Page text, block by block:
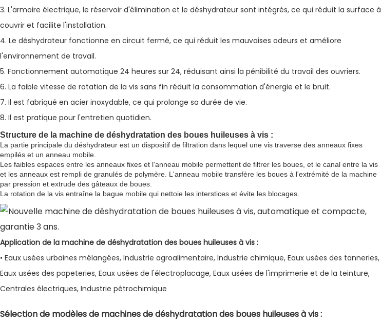
3. L'armoire électrique, le réservoir d'élimination et le déshydrateur sont intégrés, ce qui réduit la surface à
couvrir et facilite l'installation.
4. Le déshydrateur fonctionne en circuit fermé, ce qui réduit les mauvaises odeurs et améliore
l'environnement de travail.
5. Fonctionnement automatique 24 heures sur 24, réduisant ainsi la pénibilité du travail des ouvriers.
6. La faible vitesse de rotation de la vis sans fin réduit la consommation d'énergie et le bruit.
7. Il est fabriqué en acier inoxydable, ce qui prolonge sa durée de vie.
8. Il est pratique pour l'entretien quotidien.
Structure de la machine de déshydratation des boues huileuses à vis :
La partie principale du déshydrateur est un dispositif de filtration dans lequel une vis traverse des anneaux fixes
empilés et un anneau mobile.
Les faibles espaces entre les anneaux fixes et l'anneau mobile permettent de filtrer les boues, et le canal entre la vis
et les anneaux est rempli de granulés de polymère. L'anneau mobile transfère les boues à l'extrémité de la machine
par pression et extrude des gâteaux de boues.
La rotation de la vis entraîne la bague mobile qui nettoie les interstices et évite les blocages.
Application de la machine de déshydratation des boues huileuses à vis :
• Eaux usées urbaines mélangées, Industrie agroalimentaire, Industrie chimique, Eaux usées des tanneries,
Eaux usées des papeteries, Eaux usées de l'électroplacage, Eaux usées de l'imprimerie et de la teinture,
Centrales électriques, Industrie pétrochimique
Sélection de modèles de machines de déshydratation des boues huileuses à vis :